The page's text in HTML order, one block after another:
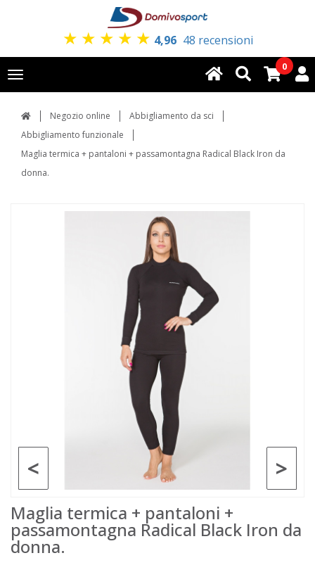
★ ★ ★ ★ ★ 4,96 48 recensioni
Toggle
navigation
0
Negozio online
Abbigliamento da sci
Abbigliamento funzionale
Maglia termica + pantaloni + passamontagna Radical Black Iron da
donna.
>
<
Maglia termica + pantaloni +
passamontagna Radical Black Iron da
donna.